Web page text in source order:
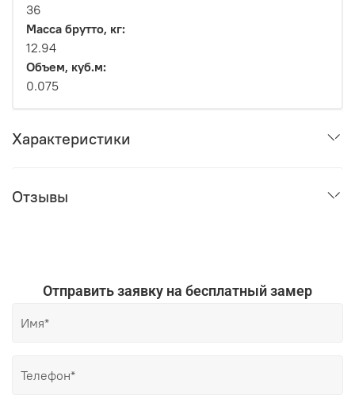
36
Масса брутто, кг:
12.94
Объем, куб.м:
0.075
Характеристики
Отзывы
Отправить заявку на бесплатный замер